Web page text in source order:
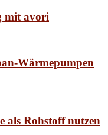
mit avori
Wärmepumpen
als Rohstoff nutzen